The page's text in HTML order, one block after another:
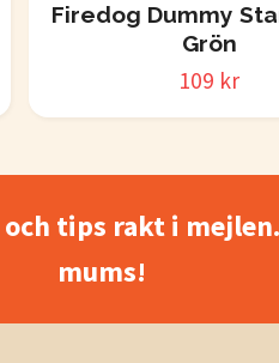
Firedog Dummy
Grön
109 kr
tips rakt i
mums!